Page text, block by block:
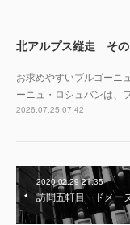
北アルプス縦走 その
お求めやすいブルゴー
ーニュ・ロシュバンは、
2026.07.25 07:42
2020.02.29 21:35
訪問五軒目 ドメー